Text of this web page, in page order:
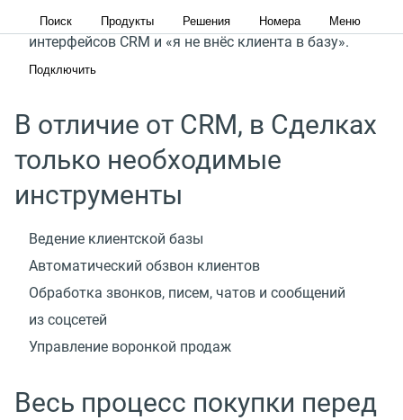
Поиск Продукты Решения Номера Меню
продаж. Больше никаких сложных
интерфейсов CRM и «я не внёс клиента в базу».
Подключить
В отличие от CRM, в Сделках
только необходимые
инструменты
Ведение клиентской базы
Автоматический обзвон клиентов
Обработка звонков, писем, чатов и сообщений
из соцсетей
Управление воронкой продаж
Весь процесс покупки перед